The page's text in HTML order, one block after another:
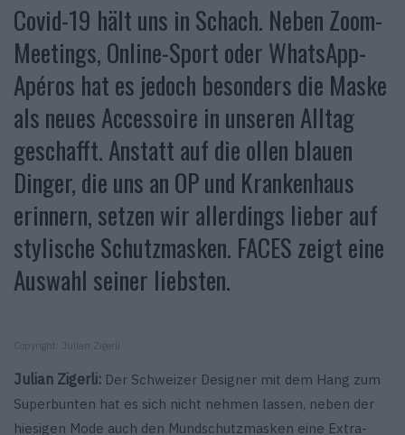
Covid-19 hält uns in Schach. Neben Zoom-
Meetings, Online-Sport oder WhatsApp-
Apéros hat es jedoch besonders die Maske
als neues Accessoire in unseren Alltag
geschafft. Anstatt auf die ollen blauen
Dinger, die uns an OP und Krankenhaus
erinnern, setzen wir allerdings lieber auf
stylische Schutzmasken. FACES zeigt eine
Auswahl seiner liebsten.
Copyright: Julian Zigerli
Julian Zigerli: Der Schweizer Designer mit dem Hang zum
Superbunten hat es sich nicht nehmen lassen, neben der
hiesigen Mode auch den Mundschutzmasken eine Extra-